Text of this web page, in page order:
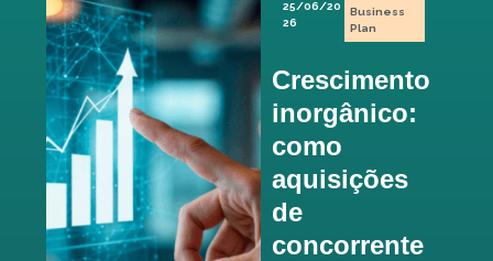
25/06/20
26
Business
Plan
Crescimento
inorgânico:
como
aquisições
de
concorrente